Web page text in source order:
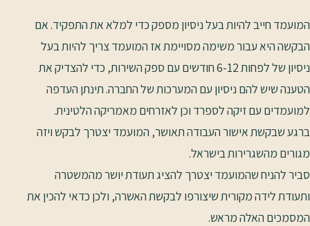
המועמד חייב להיות בעל ניסיון מספק כדי למלא את התפקיד. אם
הבקשה היא עבור משימה מסויימת אז המועמד צריך להיות בעל
ניסיון של לפחות 6-12 חודשים עם ספק השירות, כדי להצדיק את
הטענה שיש להם ניסיון עם המערכות של החברה. תינתן העדפה
למועמדים עם זיקה לספרד וכן לאזרחים מאמריקה הלטינית.
ברגע שבקשת אישור העבודה תאושר, המועמד יצטרך לבקש ויזה
מגורים מהשגרירות בישראל.
סביר להניח שהמועמד יצטרך להציג תעודת יושר מהמשטרה
ותעודת לידה מקורית שיצורפו לבקשת האשרה, ולכן כדאי להכין את
המסמכים האלה מראש.